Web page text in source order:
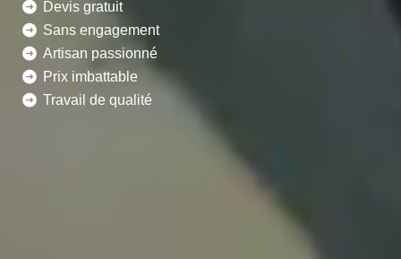
Devis gratuit
Sans engagement
Artisan passionné
Prix imbattable
Travail de qualité